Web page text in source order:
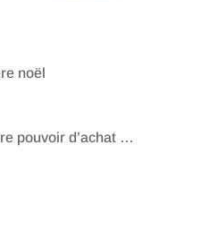
noël
pouvoir d’achat …